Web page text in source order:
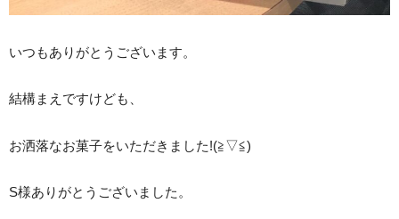
いつもありがとうございます。
結構まえですけども、
お洒落なお菓子をいただきました!(≧▽≦)
S様ありがとうございました。